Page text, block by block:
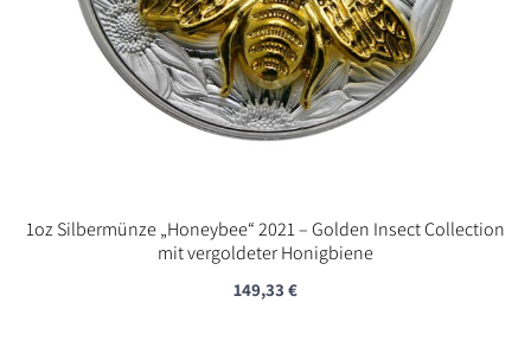
1oz Silbermünze „Honeybee“ 2021 – Golden Insect Collection
mit vergoldeter Honigbiene
149,33 €